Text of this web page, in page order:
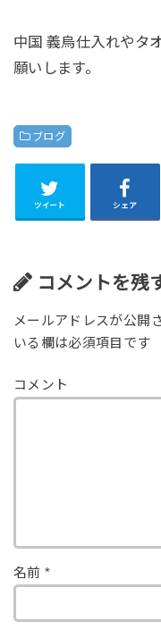
中国 義烏仕入れやタ
願いします。
ブログ
ツイート シェア
コメントを残
メールアドレスが公開
いる欄は必須項目です
コメント
名前 *